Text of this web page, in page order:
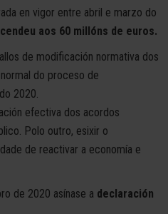
en vigor entre abril e marzo do
aos 60 millóns de euros.
de modificación normativa dos
do proceso de
2020.
efectiva dos acordos
Polo outro, esixir o
de reactivar a economía e
de 2020 asínase a declaración